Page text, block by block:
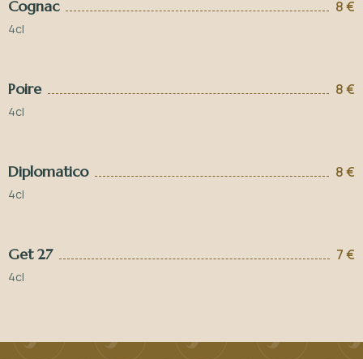
Cognac 8 €
4cl
Poire 8 €
4cl
Diplomatico 8 €
4cl
Get 27 7 €
4cl